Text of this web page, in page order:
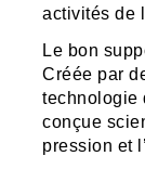
activités de
Le bon
Créée par
technologie
conçue
pression et